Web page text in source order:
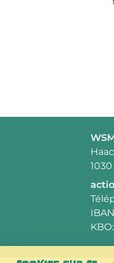
E-
mail:
KBO: